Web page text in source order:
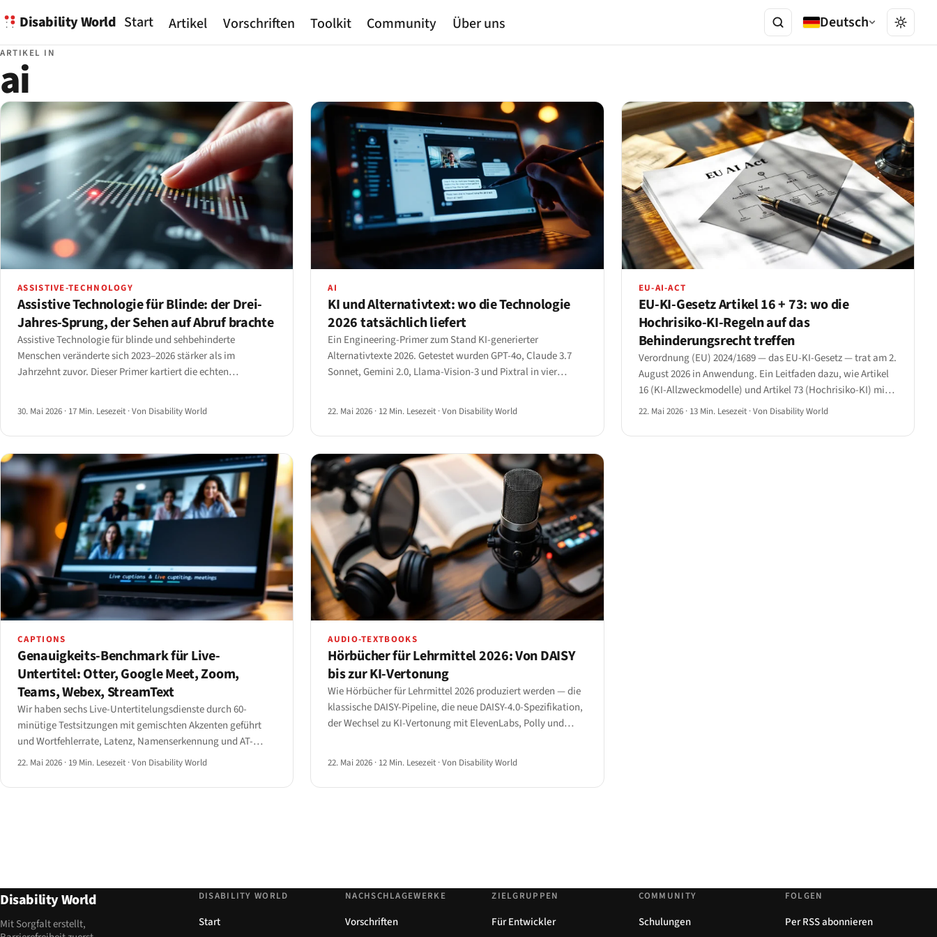
Disability World Start Artikel Vorschriften Toolkit Community Über uns Deutsch
ARTIKEL IN
ai
ASSISTIVE-TECHNOLOGY
Assistive Technologie für Blinde: der Drei-
Jahres-Sprung, der Sehen auf Abruf brachte
Assistive Technologie für blinde und sehbehinderte
Menschen veränderte sich 2023–2026 stärker als im
Jahrzehnt zuvor. Dieser Primer kartiert die echten
Langstock, Monarch und KI-Screenreader — was jedes Gerät
30. Mai 2026 · 17 Min. Lesezeit ·Von Disability World
AI
KI und Alternativtext: wo die Technologie
2026 tatsächlich liefert
Ein Engineering-Primer zum Stand KI-generierter
Alternativtexte 2026. Getestet wurden GPT-4o, Claude 3.7
Sonnet, Gemini 2.0, Llama-Vision-3 und Pixtral in vier
Technologie liefert und wo sie noch halluziniert.
22. Mai 2026 · 12 Min. Lesezeit ·Von Disability World
EU-AI-ACT
EU-KI-Gesetz Artikel 16 + 73: wo die
Hochrisiko-KI-Regeln auf das
Behinderungsrecht treffen
Verordnung (EU) 2024/1689 — das EU-KI-Gesetz — trat am 2.
August 2026 in Anwendung. Ein Leitfaden dazu, wie Artikel
16 (KI-Allzweckmodelle) und Artikel 73 (Hochrisiko-KI) mit
dem Behinderungsrecht in Beschäftigung, Bildung und
22. Mai 2026 · 13 Min. Lesezeit ·Von Disability World
CAPTIONS
Genauigkeits-Benchmark für Live-
Untertitel: Otter, Google Meet, Zoom,
Teams, Webex, StreamText
Wir haben sechs Live-Untertitelungsdienste durch 60-
minütige Testsitzungen mit gemischten Akzenten geführt
und Wortfehlerrate, Latenz, Namenserkennung und AT-
Integration gemessen.
22. Mai 2026 · 19 Min. Lesezeit ·Von Disability World
AUDIO-TEXTBOOKS
Hörbücher für Lehrmittel 2026: Von DAISY
bis zur KI-Vertonung
Wie Hörbücher für Lehrmittel 2026 produziert werden — die
klassische DAISY-Pipeline, die neue DAISY-4.0-Spezifikation,
der Wechsel zu KI-Vertonung mit ElevenLabs, Polly und
Lehrwerk von einem Podcast unterscheidet.
22. Mai 2026 · 12 Min. Lesezeit ·Von Disability World
Disability World
Mit Sorgfalt erstellt,
DISABILITY WORLD
Start
NACHSCHLAGEWERKE
Vorschriften
ZIELGRUPPEN
Für Entwickler
COMMUNITY
Schulungen
FOLGEN
Per RSS abonnieren